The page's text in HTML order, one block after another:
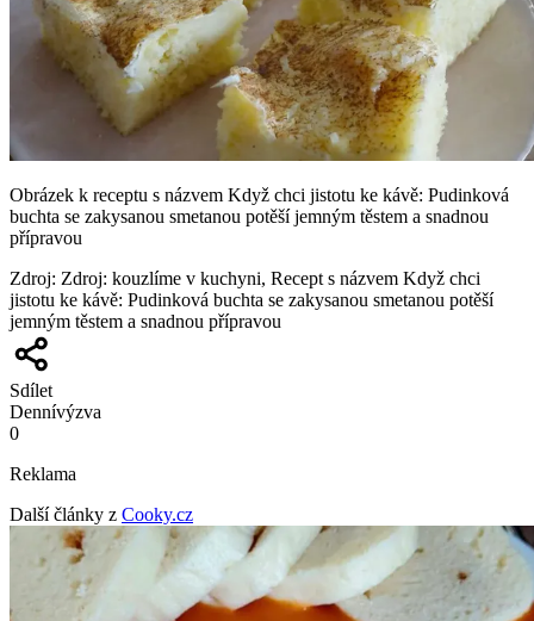
Obrázek k receptu s názvem Když chci jistotu ke kávě: Pudinková
buchta se zakysanou smetanou potěší jemným těstem a snadnou
přípravou
Zdroj: Zdroj: kouzlíme v kuchyni, Recept s názvem Když chci
jistotu ke kávě: Pudinková buchta se zakysanou smetanou potěší
jemným těstem a snadnou přípravou
Sdílet
Dennívýzva
0
Reklama
Další články z Cooky.cz